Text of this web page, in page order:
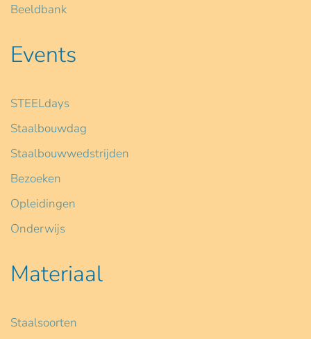
Beeldbank
Events
STEELdays
Staalbouwdag
Staalbouwwedstrijden
Bezoeken
Opleidingen
Onderwijs
Materiaal
Staalsoorten